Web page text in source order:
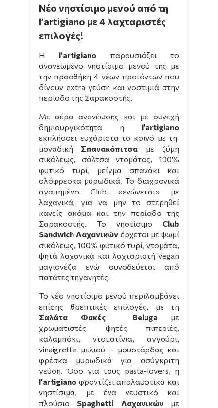
Νέο νηστίσιμο μενού από τη
l’artigiano με 4 λαχταριστές
επιλογές!
Η l’artigiano
παρουσιάζει το
ανανεωμένο νηστίσιμο μενού της με
την προσθήκη 4 νέων προϊόντων που
δίνουν extra γεύση και νοστιμιά στην
περίοδο της Σαρακοστής.
Με αέρα ανανέωσης και με συνεχή
δημιουργικότητα η l’artigiano
εκπλήσσει ευχάριστα το κοινό με τη
μοναδική Σπανακόπιτσα με ζύμη
σικάλεως, σάλτσα ντομάτας, 100%
φυτικό τυρί, μείγμα σπανάκι και
ολόφρεσκα μυρωδικά. Το διαχρονικά
αγαπημένο Club «ενώνεται» με
λαχανικά, για να μην το στερηθεί
κανείς ακόμα και την περίοδο της
Σαρακοστής. Το νηστίσιμο Club
Sandwich Λαχανικών έρχεται με ψωμί
σικάλεως, 100% φυτικό τυρί, ντομάτα,
ψητά λαχανικά και λαχταριστή vegan
μαγιονέζα ενώ συνοδεύεται από
πατάτες τηγανητές.
Το νέο νηστίσιμο μενού περιλαμβάνει
επίσης θρεπτικές επιλογές, με τη
Σαλάτα Φακές
Beluga με
χρωματιστές ψητές πιπεριές,
καλαμπόκι, ντοματίνια, αγγούρι,
vinaigrette μελιού – μουστάρδας και
φρέσκα μυρωδικά για ασύγκριτη
γεύση. Όσο για τους pasta-lovers, η
l’artigiano φροντίζει απολαυστικά και
νηστίσιμα, με ένα γευστικό και
πλούσιο Spaghetti Λαχανικώνμε